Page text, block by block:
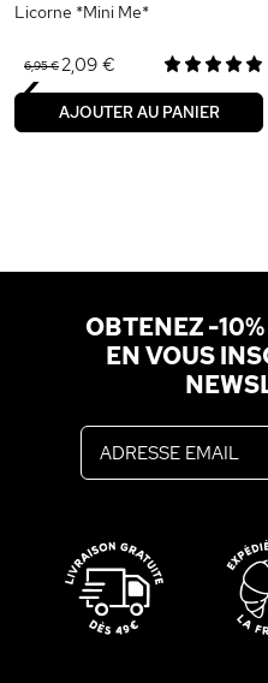
Licorne *Mini Me*
6,95 €2,09 €
AJOUTER AU PANIER
‹
OBTENEZ -
EN VOUS